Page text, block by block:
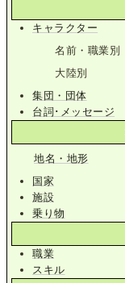
キャラクター
名前・職業別
大陸別
集団・団体
台詞･メッセージ
地名・地形
国家
施設
乗り物
職業
スキル